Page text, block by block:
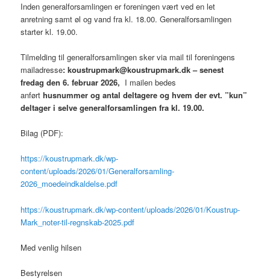
Inden generalforsamlingen er foreningen vært ved en let
anretning samt øl og vand fra kl. 18.00. Generalforsamlingen
starter kl. 19.00.
Tilmelding til generalforsamlingen sker via mail til foreningens
mailadresse: koustrupmark@koustrupmark.dk – senest
fredag den 6. februar 2026, I mailen bedes
anførthusnummer og antal deltagere og hvem der evt. ”kun”
deltager i selve generalforsamlingen fra kl. 19.00.
Bilag (PDF):
https://koustrupmark.dk/wp-
content/uploads/2026/01/Generalforsamling-
2026_moedeindkaldelse.pdf
https://koustrupmark.dk/wp-content/uploads/2026/01/Koustrup-
Mark_noter-til-regnskab-2025.pdf
Med venlig hilsen
Bestyrelsen